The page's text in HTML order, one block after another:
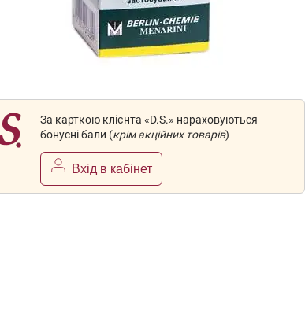
За карткою клієнта «D.S.» нараховуються
бонусні бали (крім акційних товарів)
Вхід в кабінет